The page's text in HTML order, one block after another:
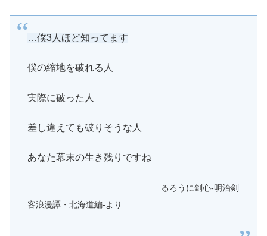
…僕3人ほど知ってます
僕の縮地を破れる人
実際に破った人
差し違えても破りそうな人
あなた幕末の生き残りですね
るろうに剣心-明治剣
客浪漫譚・北海道編-より